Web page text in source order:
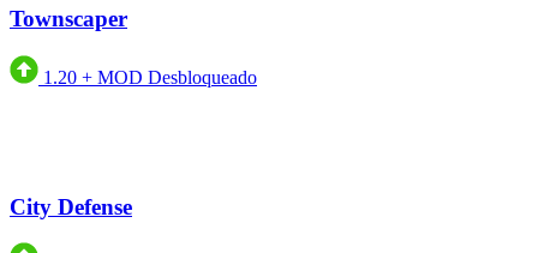
Townscaper
1.20 + MOD Desbloqueado
City Defense